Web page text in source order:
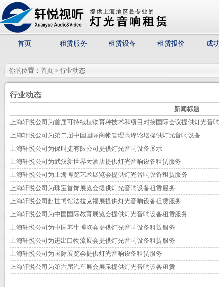
首页 租赁服务 租赁设备 租赁报价 成
你的位置：首页 > 行业动态
行业动态
新闻标题
上海轩悦公司为首届可持续植物育种技术和项目对接国际会议提供灯光音
上海轩悦公司为第二届中国国际商帐管理高峰论坛提供灯光音响设备
上海轩悦公司为保时捷有限公司提供灯光音响设备展示
上海轩悦公司为武汉新世界大酒店提供灯光音响设备租赁服务
上海轩悦公司为上海博览艺术展览会提供灯光音响设备租赁服务
上海轩悦公司为珠宝首饰展览会提供灯光音响设备租赁服务
上海轩悦公司赴世博馆法拉克福展提供灯光音响设备租赁服务
上海轩悦公司为中国国际教育展览会提供灯光音响设备租赁服务
上海轩悦公司为中国养生博览会提供灯光音响设备租赁服务
上海轩悦公司为进出口物流展会提供灯光音响设备租赁服务
上海轩悦公司为国际展览会提供灯光音响设备租赁服务
上海轩悦公司为第六届汽车展会展示提供灯光音响设备租赁